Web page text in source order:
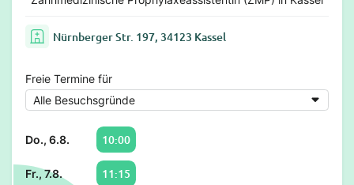
Nürnberger Str. 197, 34123 Kassel
Freie Termine für
Do., 6.8. 10:00
Fr., 7.8. 11:15